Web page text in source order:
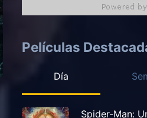
Películas
Día
Spider-Man: